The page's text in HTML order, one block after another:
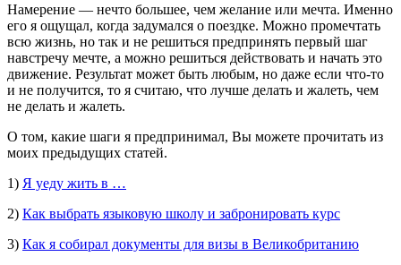
Намерение — нечто большее, чем желание или мечта. Именно
его я ощущал, когда задумался о поездке. Можно промечтать
всю жизнь, но так и не решиться предпринять первый шаг
навстречу мечте, а можно решиться действовать и начать это
движение. Результат может быть любым, но даже если что-то
и не получится, то я считаю, что лучше делать и жалеть, чем
не делать и жалеть.
О том, какие шаги я предпринимал, Вы можете прочитать из
моих предыдущих статей.
1) Я уеду жить в …
2) Как выбрать языковую школу и забронировать курс
3) Как я собирал документы для визы в Великобританию